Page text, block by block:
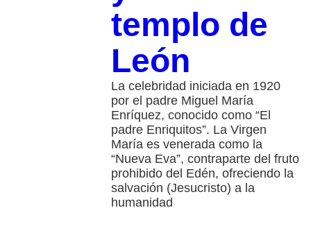
templo de
León
La celebridad iniciada en 1920
por el padre Miguel María
Enríquez, conocido como “El
padre Enriquitos”. La Virgen
María es venerada como la
“Nueva Eva”, contraparte del fruto
prohibido del Edén, ofreciendo la
salvación (Jesucristo) a la
humanidad